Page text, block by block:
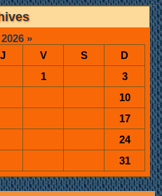
»
J V S
D
1
3
10
17
24
31